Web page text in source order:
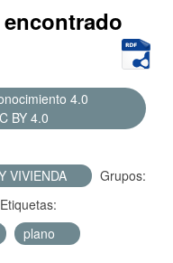
4.0
BY 4.0
VIVIENDA
Grupos:
Etiquetas:
plano